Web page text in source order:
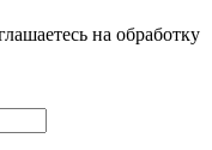
на обработку